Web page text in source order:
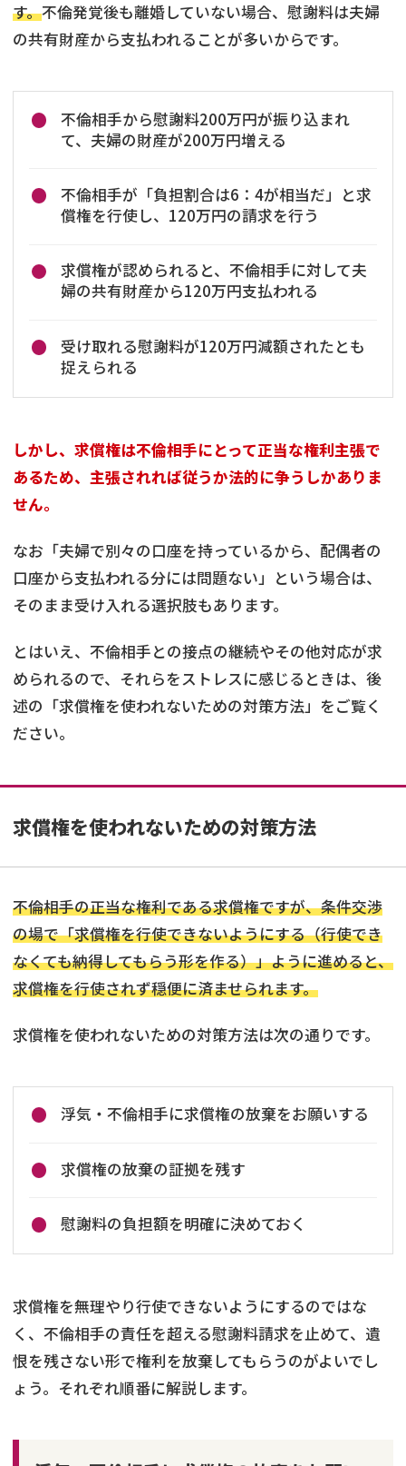
す。不倫発覚後も離婚していない場合、慰謝料は夫婦
の共有財産から支払われることが多いからです。
不倫相手から慰謝料200万円が振り込まれ
て、夫婦の財産が200万円増える
不倫相手が「負担割合は6：4が相当だ」と求
償権を行使し、120万円の請求を行う
求償権が認められると、不倫相手に対して夫
婦の共有財産から120万円支払われる
受け取れる慰謝料が120万円減額されたとも
捉えられる
しかし、求償権は不倫相手にとって正当な権利主張で
あるため、主張されれば従うか法的に争うしかありま
せん。
なお「夫婦で別々の口座を持っているから、配偶者の
口座から支払われる分には問題ない」という場合は、
そのまま受け入れる選択肢もあります。
とはいえ、不倫相手との接点の継続やその他対応が求
められるので、それらをストレスに感じるときは、後
述の「求償権を使われないための対策方法」をご覧く
ださい。
求償権を使われないための対策方法
不倫相手の正当な権利である求償権ですが、条件交渉
の場で「求償権を行使できないようにする（行使でき
なくても納得してもらう形を作る）」ように進めると、
求償権を行使されず穏便に済ませられます。
求償権を使われないための対策方法は次の通りです。
浮気・不倫相手に求償権の放棄をお願いする
求償権の放棄の証拠を残す
慰謝料の負担額を明確に決めておく
求償権を無理やり行使できないようにするのではな
く、不倫相手の責任を超える慰謝料請求を止めて、遺
恨を残さない形で権利を放棄してもらうのがよいでし
ょう。それぞれ順番に解説します。